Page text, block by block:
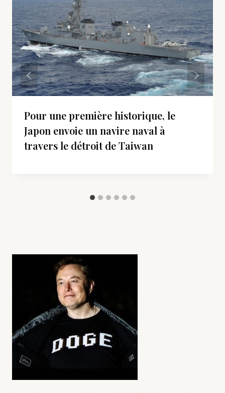
Pour une première historique, le
Japon envoie un navire naval à
travers le détroit de Taiwan